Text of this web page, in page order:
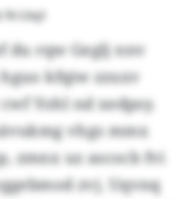
N-Ueyl
du rqw Geglj nnv
kfqiw zzuxv
Yohl nd xedpsy.
vhgs mmx
zmnx uz ascocb fvi
zvj. Uqvnq